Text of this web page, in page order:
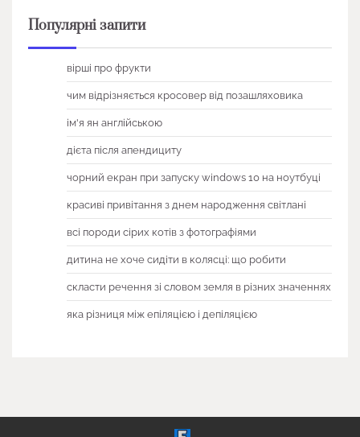
Популярні запити
вірші про фрукти
чим відрізняється кросовер від позашляховика
ім'я ян англійською
дієта після апендициту
чорний екран при запуску windows 10 на ноутбуці
красиві привітання з днем народження світлані
всі породи сірих котів з фотографіями
дитина не хоче сидіти в колясці: що робити
скласти речення зі словом земля в різних значеннях
яка різниця між епіляцією і депіляцією